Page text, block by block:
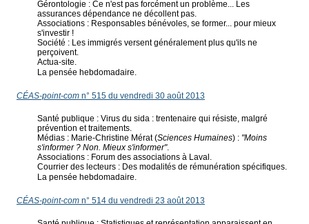
Gérontologie : Ce n'est pas forcément un problème... Les
assurances dépendance ne décollent pas.
Associations : Responsables bénévoles, se former... pour mieux
s'investir !
Société : Les immigrés versent généralement plus qu'ils ne
perçoivent.
Actua-site.
La pensée hebdomadaire.
CÉAS-point-comn° 515 du vendredi 30 août 2013
Santé publique : Virus du sida : trentenaire qui résiste, malgré
prévention et traitements.
Médias : Marie-Christine Mérat (Sciences Humaines) : "Moins
s'informer ? Non. Mieux s'informer".
Associations : Forum des associations à Laval.
Courrier des lecteurs : Des modalités de rémunération spécifiques.
La pensée hebdomadaire.
CÉAS-point-comn° 514 du vendredi 23 août 2013